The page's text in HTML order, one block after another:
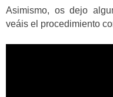
Asimismo, os dejo
veáis el procedimiento